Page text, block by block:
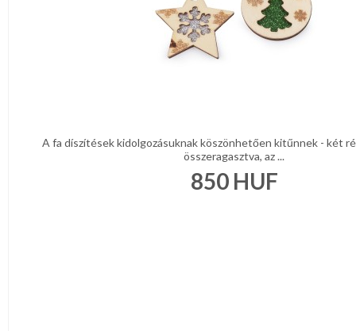
A fa díszítések kidolgozásuknak köszönhetően kitűnnek - két
összeragasztva, az ...
850HUF